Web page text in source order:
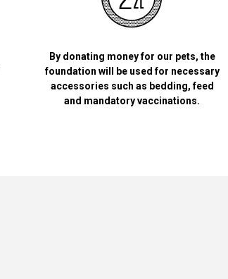
By donating money for our pets, the
foundation will be used for necessary
accessories such as bedding, feed
and mandatory vaccinations.